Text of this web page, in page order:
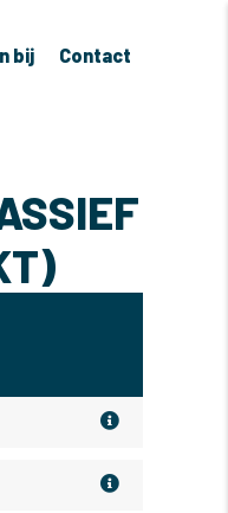
bij Contact